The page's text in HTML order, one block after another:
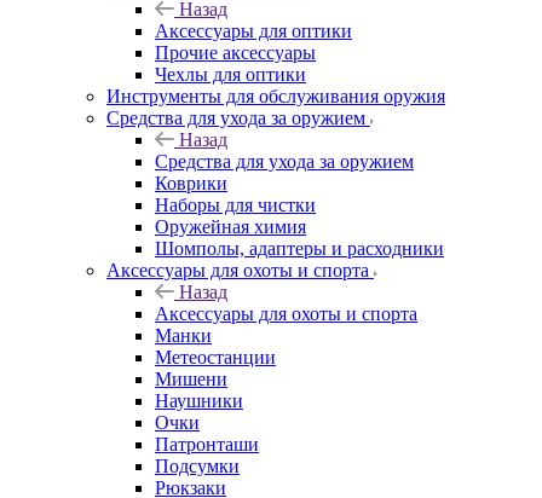
Назад
Аксессуары для оптики
Прочие аксессуары
Чехлы для оптики
Инструменты для обслуживания оружия
Средства для ухода за оружием
Назад
Средства для ухода за оружием
Коврики
Наборы для чистки
Оружейная химия
Шомполы, адаптеры и расходники
Аксессуары для охоты и спорта
Назад
Аксессуары для охоты и спорта
Манки
Метеостанции
Мишени
Наушники
Очки
Патронташи
Подсумки
Рюкзаки